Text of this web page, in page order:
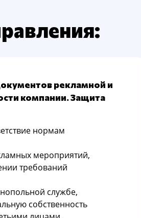
рекламной и
компании. Защита
нормам
мероприятий,
требований
службе,
собственность